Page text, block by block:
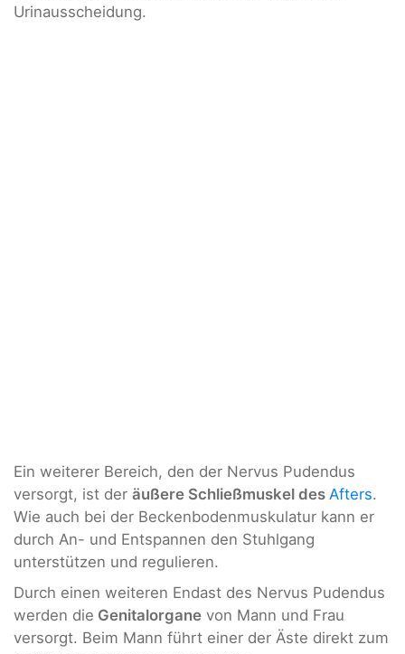
Urinausscheidung.
Ein weiterer Bereich, den der Nervus Pudendus
versorgt, ist der äußere Schließmuskel des Afters.
Wie auch bei der Beckenbodenmuskulatur kann er
durch An- und Entspannen den Stuhlgang
unterstützen und regulieren.
Durch einen weiteren Endast des Nervus Pudendus
werden die Genitalorgane von Mann und Frau
versorgt. Beim Mann führt einer der Äste direkt zum